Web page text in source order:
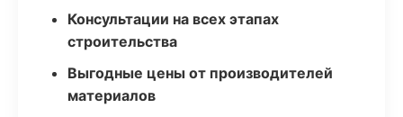
Консультации на всех этапах
строительства
Выгодные цены от производителей
материалов